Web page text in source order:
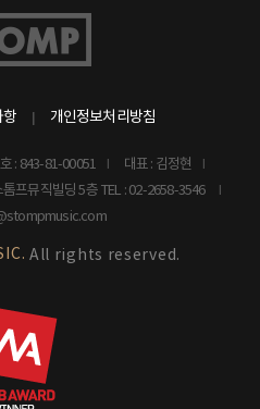
항 개인정보처리방침
: 843-81-00051
대표 : 김정현
프뮤직빌딩 5층 TEL : 02-2658-3546
All rights reserved.